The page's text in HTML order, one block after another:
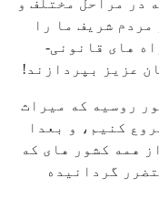
شریف ما را
های قانونی-
عزیز بپردازند!
روسیه که میراث
کنیم، و بعدا
همه کشور های که
گردانیده